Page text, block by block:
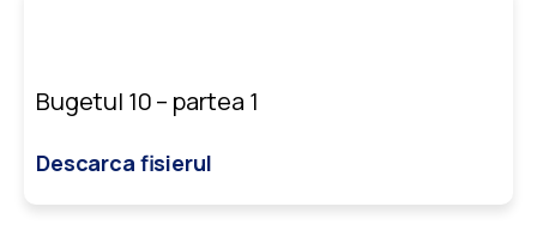
Bugetul 10 – partea 1
Descarca fisierul